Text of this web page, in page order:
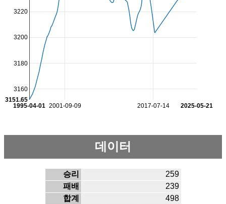
2001-09-09 2017-07-14
1995-04-01 2025-05-21
3160
3180
3200
3220
3151.65
데이터
승리
259
패배
239
합계
498